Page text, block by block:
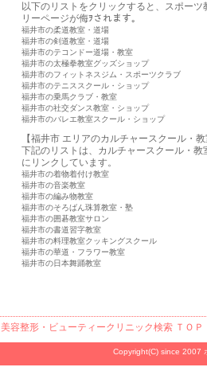
以下のリストをクリックすると、スポー
リーページが侮ｦされます。
福井市の柔道教室・道場
福井市の剣道教室・道場
福井市のテコンドー道場・教室
福井市の太極拳教室グッズショップ
福井市のフィットネスジム・スポーツクラブ
福井市のテニススクール・ショップ
福井市の乗馬クラブ・教室
福井市の社交ダンス教室・ショップ
福井市のバレエ教室スクール・ショップ
【福井市 エリアのカルチャースクール・
下記のリストは、カルチャースクール・
にリンクしています。
福井市の着物着付け教室
福井市の音楽教室
福井市の編み物教室
福井市のそろばん珠算教室・塾
福井市の囲碁教室サロン
福井市の書道習字教室
福井市の料理教室クッキングスクール
福井市の華道・フラワー教室
福井市の日本舞踊教室
美容整形・ビューティークリニック検索ＴＯＰ
Copyright(C) since 2007